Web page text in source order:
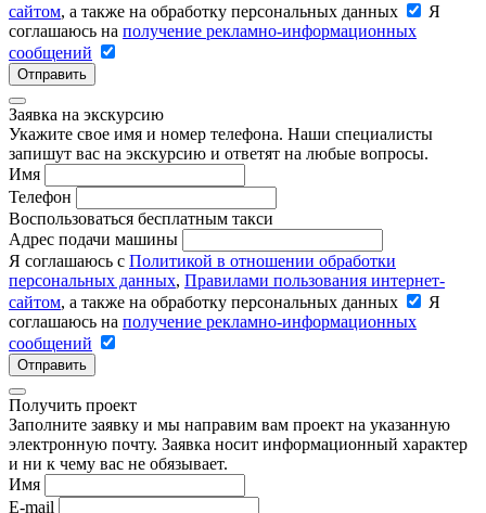
сайтом, а также на обработку персональных данных
Я
соглашаюсь на получение рекламно-информационных
сообщений
Отправить
Заявка на экскурсию
Укажите свое имя и номер телефона. Наши специалисты
запишут вас на экскурсию и ответят на любые вопросы.
Имя
Телефон
Воспользоваться бесплатным такси
Адрес подачи машины
Я соглашаюсь с Политикой в отношении обработки
персональных данных, Правилами пользования интернет-
сайтом, а также на обработку персональных данных
Я
соглашаюсь на получение рекламно-информационных
сообщений
Отправить
Получить проект
Заполните заявку и мы направим вам проект на указанную
электронную почту. Заявка носит информационный характер
и ни к чему вас не обязывает.
Имя
E-mail